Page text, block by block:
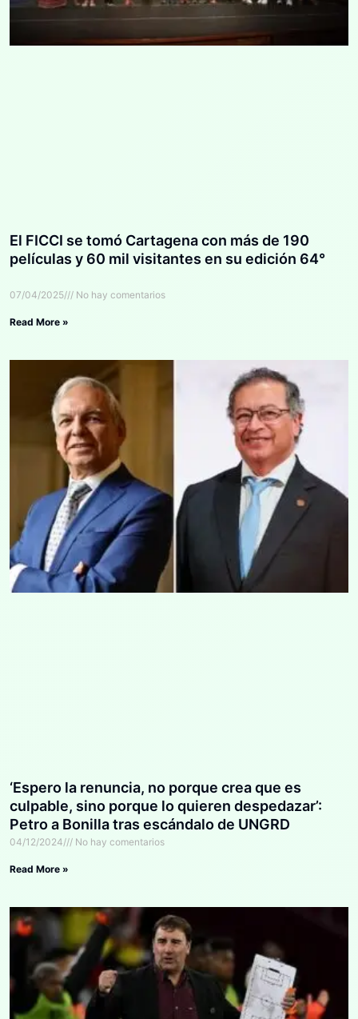
El FICCI se tomó Cartagena con más de 190
películas y 60 mil visitantes en su edición 64°
07/04/2025 No hay comentarios
Read More »
‘Espero la renuncia, no porque crea que es
culpable, sino porque lo quieren despedazar’:
Petro a Bonilla tras escándalo de UNGRD
04/12/2024 No hay comentarios
Read More »